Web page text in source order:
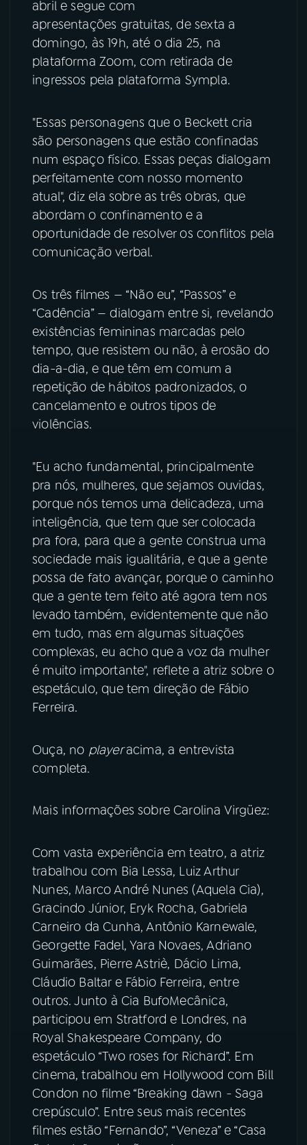
TikTok
abril e segue com
apresentações gratuitas, de sexta a
domingo, às 19h, até o dia 25, na
plataforma Zoom, com retirada de
ingressos pela plataforma Sympla.
"Essas personagens que o Beckett cria
são personagens que estão confinadas
num espaço físico. Essas peças dialogam
perfeitamente com nosso momento
atual", diz ela sobre as três obras, que
abordam o confinamento e a
oportunidade de resolver os conflitos pela
comunicação verbal.
Os três filmes — “Não eu”, “Passos” e
“Cadência” — dialogam entre si, revelando
existências femininas marcadas pelo
tempo, que resistem ou não, à erosão do
dia-a-dia, e que têm em comum a
repetição de hábitos padronizados, o
cancelamento e outros tipos de
violências.
"Eu acho fundamental, principalmente
pra nós, mulheres, que sejamos ouvidas,
porque nós temos uma delicadeza, uma
inteligência, que tem que ser colocada
pra fora, para que a gente construa uma
sociedade mais igualitária, e que a gente
possa de fato avançar, porque o caminho
que a gente tem feito até agora tem nos
levado também, evidentemente que não
em tudo, mas em algumas situações
complexas, eu acho que a voz da mulher
é muito importante", reflete a atriz sobre o
espetáculo, que tem direção de Fábio
Ferreira.
Ouça, no playeracima, a entrevista
completa.
Mais informações sobre Carolina Virgüez:
Com vasta experiência em teatro, a atriz
trabalhou com Bia Lessa, Luiz Arthur
Nunes, Marco André Nunes (Aquela Cia),
Gracindo Júnior, Eryk Rocha, Gabriela
Carneiro da Cunha, Antônio Karnewale,
Georgette Fadel, Yara Novaes, Adriano
Guimarães, Pierre Astriè, Dácio Lima,
Cláudio Baltar e Fábio Ferreira, entre
outros. Junto à Cia BufoMecânica,
participou em Stratford e Londres, na
Royal Shakespeare Company, do
espetáculo “Two roses for Richard”. Em
cinema, trabalhou em Hollywood com Bill
Condon no filme “Breaking dawn - Saga
crepúsculo”. Entre seus mais recentes
filmes estão “Fernando”, “Veneza” e “Casa